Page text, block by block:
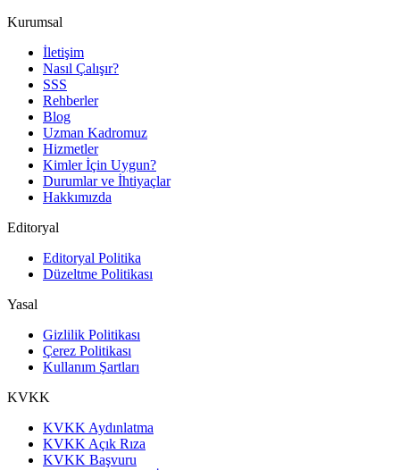
Kurumsal
İletişim
Nasıl Çalışır?
SSS
Rehberler
Blog
Uzman Kadromuz
Hizmetler
Kimler İçin Uygun?
Durumlar ve İhtiyaçlar
Hakkımızda
Editoryal
Editoryal Politika
Düzeltme Politikası
Yasal
Gizlilik Politikası
Çerez Politikası
Kullanım Şartları
KVKK
KVKK Aydınlatma
KVKK Açık Rıza
KVKK Başvuru